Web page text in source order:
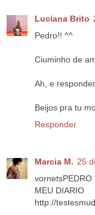
Luciana Brito
Pedro!! ^^
Ciuminho de
Ah, e
Beijos pra tu
Responder
Marcia M. 25
vornetsPEDRO
MEU DIARIO
http://